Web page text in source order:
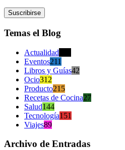
Temas el Blog
Actualidad
Eventos211
Libros y Guías42
Ocio312
Producto215
Recetas de Cocina27
Salud144
Tecnología151
Viajes89
Archivo de Entradas